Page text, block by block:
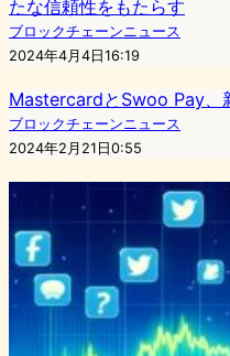
たな信頼性をもたらす
ブロックチェーンニュース
2024年4月4日16:19
MastercardとSwoo Pay、
ブロックチェーンニュース
2024年2月21日0:55